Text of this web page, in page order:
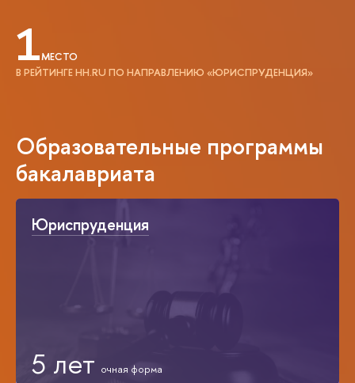
1МЕСТО
В РЕЙТИНГЕ HH.RU ПО НАПРАВЛЕНИЮ «ЮРИСПРУДЕНЦИЯ»
Образовательные программы
бакалавриата
Юриспруденция
5 лет